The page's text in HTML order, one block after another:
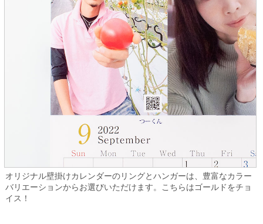
オリジナル壁掛けカレンダーのリングとハンガーは、豊富なカラー
バリエーションからお選びいただけます。こちらはゴールドをチョ
イス！